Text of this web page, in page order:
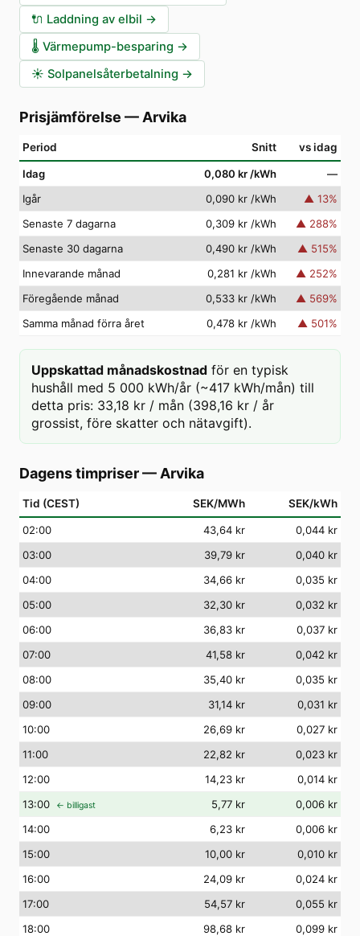
🔌 Laddning av elbil →
🌡️ Värmepump-besparing →
☀️ Solpanelsåterbetalning →
Prisjämförelse — Arvika
Period Snitt vs idag
Idag 0,080 kr /kWh
—
Igår
0,090 kr /kWh ▲ 13%
Senaste 7 dagarna
0,309 kr /kWh ▲ 288%
Senaste 30 dagarna
0,490 kr /kWh ▲ 515%
Innevarande månad
0,281 kr /kWh ▲ 252%
Föregående månad
0,533 kr /kWh ▲ 569%
Samma månad förra året
0,478 kr /kWh ▲ 501%
Uppskattad månadskostnad för en typisk
hushåll med 5 000 kWh/år (~417 kWh/mån) till
detta pris: 33,18 kr / mån (398,16 kr / år
grossist, före skatter och nätavgift).
Dagens timpriser— Arvika
Tid (CEST) SEK/MWh SEK/kWh
02:00 43,64 kr
0,044 kr
03:00 39,79 kr
0,040 kr
04:00 34,66 kr
0,035 kr
05:00 32,30 kr
0,032 kr
06:00 36,83 kr
0,037 kr
07:00 41,58 kr
0,042 kr
08:00 35,40 kr
0,035 kr
09:00 31,14 kr
0,031 kr
10:00 26,69 kr
0,027 kr
11:00 22,82 kr
0,023 kr
12:00 14,23 kr
0,014 kr
13:00 ← billigast 5,77 kr
0,006 kr
14:00 6,23 kr
0,006 kr
15:00 10,00 kr
0,010 kr
16:00 24,09 kr
0,024 kr
17:00 54,57 kr
0,055 kr
18:00 98,68 kr
0,099 kr